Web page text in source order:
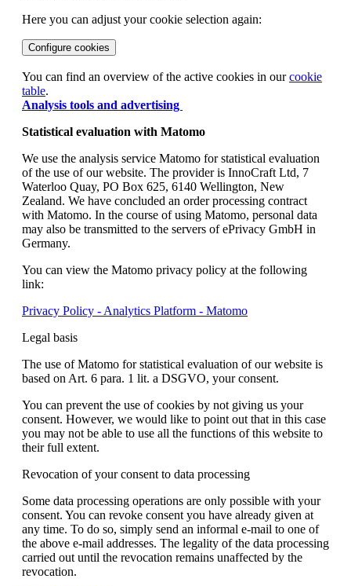
Here you can adjust your cookie selection again:
Configure cookies
You can find an overview of the active cookies in ourcookie
table.
Analysis tools and advertising
Statistical evaluation with Matomo
We use the analysis service Matomo for statistical evaluation
of the use of our website. The provider is InnoCraft Ltd, 7
Waterloo Quay, PO Box 625, 6140 Wellington, New
Zealand. We have concluded an order processing contract
with Matomo. In the course of using Matomo, personal data
may also be transmitted to the servers of ePrivacy GmbH in
Germany.
You can view the Matomo privacy policy at the following
link:
Privacy Policy - Analytics Platform - Matomo
Legal basis
The use of Matomo for statistical evaluation of our website is
based on Art. 6 para. 1 lit. a DSGVO, your consent.
You can prevent the use of cookies by not giving us your
consent. However, we would like to point out that in this case
you may not be able to use all the functions of this website to
their full extent.
Revocation of your consent to data processing
Some data processing operations are only possible with your
consent. You can revoke consent you have already given at
any time. To do so, simply send an informal e-mail to one of
the above e-mail addresses. The legality of the data processing
carried out until the revocation remains unaffected by the
revocation.